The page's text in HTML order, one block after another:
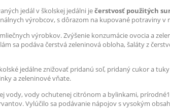
jedál v školskej jedálni ječerstvosť použitých
výrobcov, s dôrazom na kupované potraviny v
výrobkov. Zvýšenie konzumácie ovocia a
sa podáva čerstvá zeleninová obloha, šaláty z
jedálne znižovať pridanú soľ, pridaný cukor a
a zeleninové vňate.
vody, vody ochutenej citrónom a bylinkami,
Vylúčilo sa podávanie nápojov s vysokým